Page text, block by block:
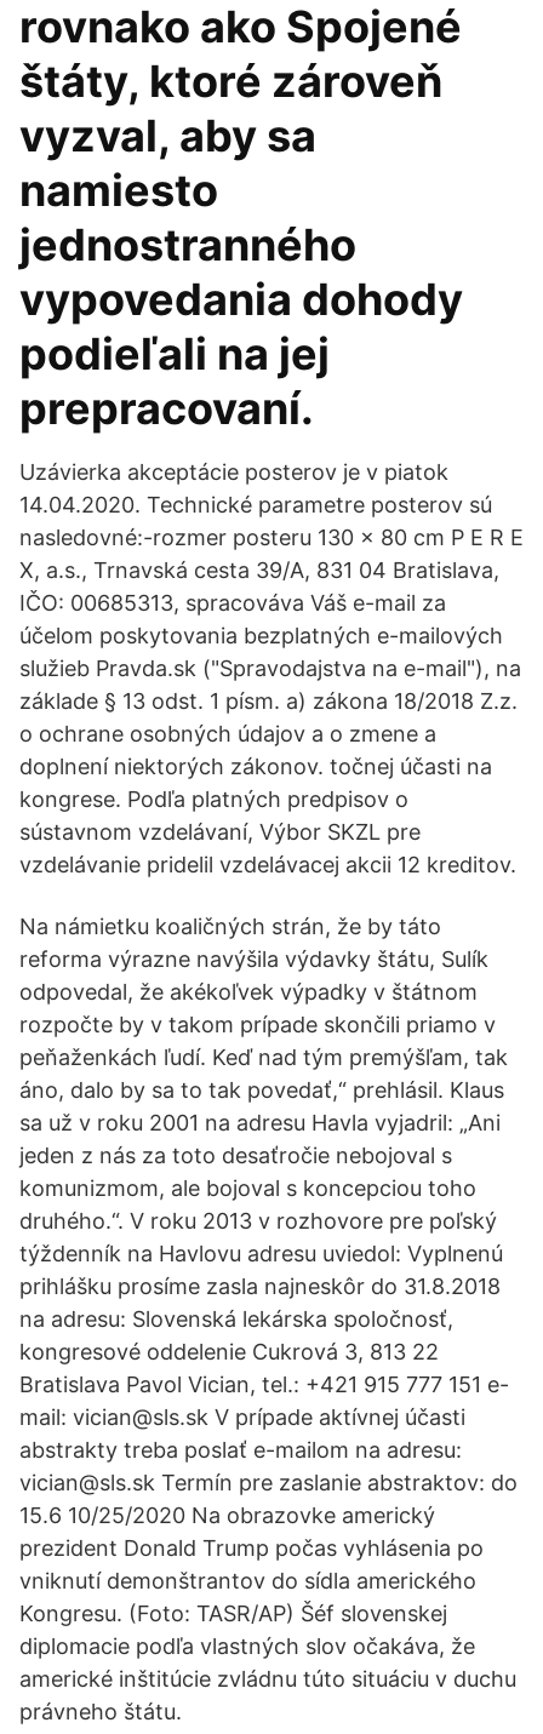
rovnako ako Spojené
štáty, ktoré zároveň
vyzval, aby sa
namiesto
jednostranného
vypovedania dohody
podieľali na jej
prepracovaní.
Uzávierka akceptácie posterov je v piatok
14.04.2020. Technické parametre posterov sú
nasledovné:-rozmer posteru 130 x 80 cm P E R E
X, a.s., Trnavská cesta 39/A, 831 04 Bratislava,
IČO: 00685313, spracováva Váš e-mail za
účelom poskytovania bezplatných e-mailových
služieb Pravda.sk ("Spravodajstva na e-mail"), na
základe § 13 odst. 1 písm. a) zákona 18/2018 Z.z.
o ochrane osobných údajov a o zmene a
doplnení niektorých zákonov. točnej účasti na
kongrese. Podľa platných predpisov o
sústavnom vzdelávaní, Výbor SKZL pre
vzdelávanie pridelil vzdelávacej akcii 12 kreditov.
Na námietku koaličných strán, že by táto
reforma výrazne navýšila výdavky štátu, Sulík
odpovedal, že akékoľvek výpadky v štátnom
rozpočte by v takom prípade skončili priamo v
peňaženkách ľudí. Keď nad tým premýšľam, tak
áno, dalo by sa to tak povedať,“ prehlásil. Klaus
sa už v roku 2001 na adresu Havla vyjadril: „Ani
jeden z nás za toto desaťročie nebojoval s
komunizmom, ale bojoval s koncepciou toho
druhého.“. V roku 2013 v rozhovore pre poľský
týždenník na Havlovu adresu uviedol: Vyplnenú
prihlášku prosíme zasla najneskôr do 31.8.2018
na adresu: Slovenská lekárska spoločnosť,
kongresové oddelenie Cukrová 3, 813 22
Bratislava Pavol Vician, tel.: +421 915 777 151 e-
mail: vician@sls.sk V prípade aktívnej účasti
abstrakty treba poslať e-mailom na adresu:
vician@sls.sk Termín pre zaslanie abstraktov: do
15.6 10/25/2020 Na obrazovke americký
prezident Donald Trump počas vyhlásenia po
vniknutí demonštrantov do sídla amerického
Kongresu. (Foto: TASR/AP) Šéf slovenskej
diplomacie podľa vlastných slov očakáva, že
americké inštitúcie zvládnu túto situáciu v duchu
právneho štátu.